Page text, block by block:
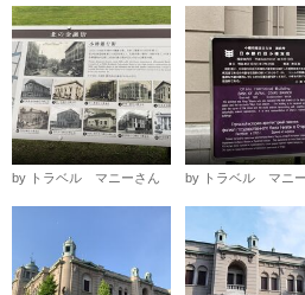
by トラベル マニーさん by トラベル マニ